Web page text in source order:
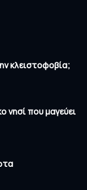
κλειστοφοβία;
νησί που μαγεύει